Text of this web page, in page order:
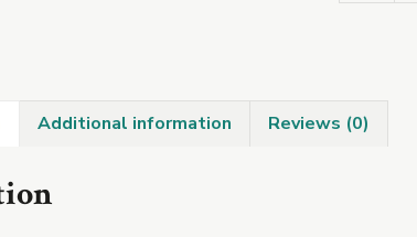
an
Seachtar
quantity
Additional information Reviews (0)